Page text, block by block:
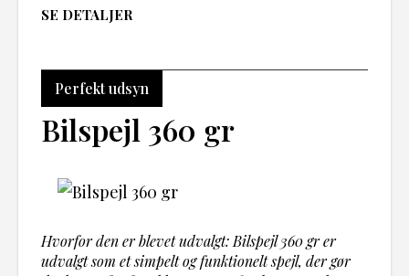
SE DETALJER
Perfekt udsyn
Bilspejl 360 gr
Hvorfor den er blevet udvalgt: Bilspejl 360 gr er
udvalgt som et simpelt og funktionelt spejl, der gør